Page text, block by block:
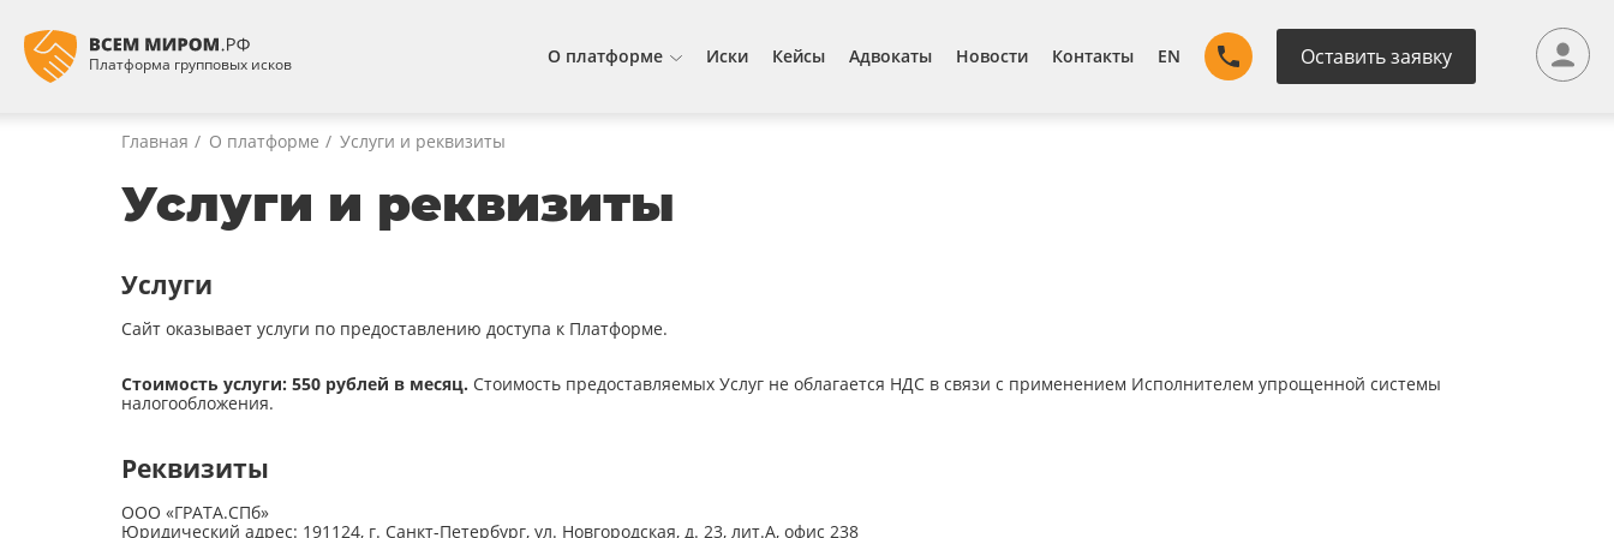
Платформа групповых исков О платформе Иски Кейсы Адвокаты Новости Контакты EN Оставить заявку
Главная О платформе Услуги и реквизиты
Услуги и реквизиты
Услуги
Сайт оказывает услуги по предоставлению доступа к Платформе.
Стоимость услуги: 550 рублей в месяц. Стоимость предоставляемых Услуг не облагается НДС в связи с применением Исполнителем упрощенной системы
налогообложения.
Реквизиты
ООО «ГРАТА.СПб»
Юридический адрес: 191124, г. Санкт-Петербург, ул. Новгородская, д. 23, лит.А, офис 238